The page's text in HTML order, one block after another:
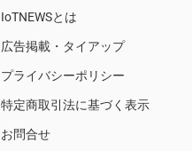
IoTNEWSとは
広告掲載・タイアップ
プライバシーポリシー
特定商取引法に基づく表示
お問合せ